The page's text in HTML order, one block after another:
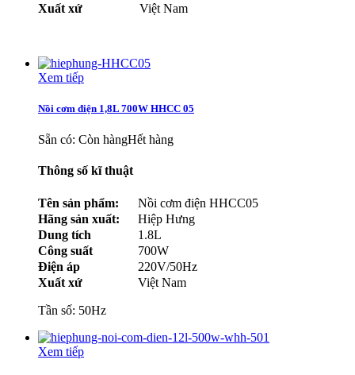
Xuất xứ
Việt Nam
Xem tiếp
Nồi cơm điện 1,8L 700W HHCC 05
Sẵn có: Còn hàngHết hàng
Thông số kĩ thuật
Tên sản phẩm:
Nồi cơm điện HHCC05
Hãng sản xuất:
Hiệp Hưng
Dung tích
1.8L
Công suất
700W
Điện áp
220V/50Hz
Xuất xứ
Việt Nam
Tần số: 50Hz
Xem tiếp